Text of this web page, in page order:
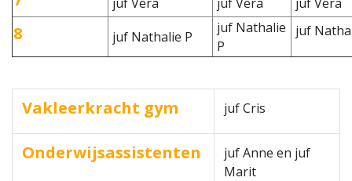
8 juf Nathalie P
juf Nathalie
P
juf
Vakleerkracht gym juf Cris
Onderwijsassistenten
juf Anne en juf
Marit